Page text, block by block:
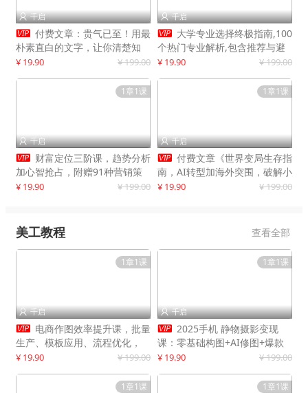
 千启
 付费文章：贵气已至！用最
朴素直白的文字，让你清楚知
道，该如何接住这一次时代的泼
¥ 19.90 ¥ 199.00
 千启
 大学专业选择终极指南,100
个热门专业解析,包含推荐与避
雷实用建议
¥ 19.90 ¥ 199.00
1章1课
 千启
 财富定位三阶课，趋势分析
加心智抢占，附赠91种营销策
略模型
¥ 19.90 ¥ 199.00
1章1课
 千启
 付费文章《世界变局生存指
南，AI转型加海外突围，破解小
城市生存陷阱》
¥ 19.90 ¥ 199.00
美工教程 查看全部
1章1课
 千启
 电商作图效率提升课，批量
生产、模板应用、流程优化，
20+细分品类实操案例，月赚3
¥ 19.90 ¥ 199.00
1章1课
 千启
 2025手机 静物摄影变现
课：零基础构图+AI修图+爆款
创作
¥ 19.90 ¥ 199.00
1章1课 1章1课